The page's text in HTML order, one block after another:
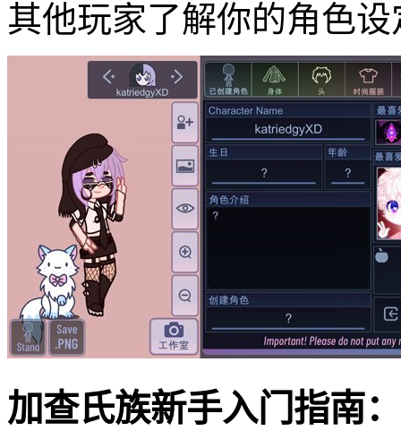
其他玩家了解你的角色
加查氏族新手入门指南：